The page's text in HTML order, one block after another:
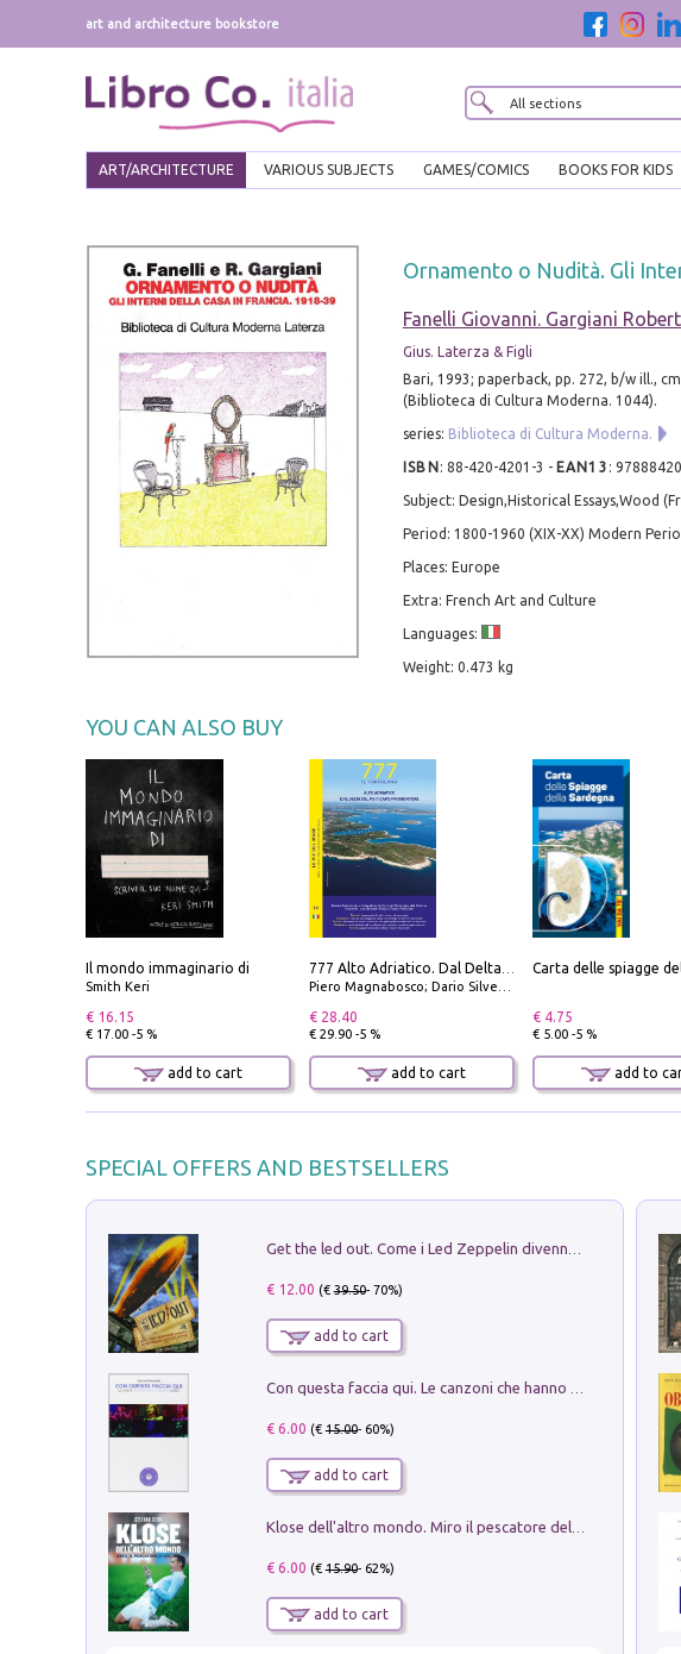
art and architecture bookstore
ART/ARCHITECTURE VARIOUS SUBJECTS GAMES/COMICS BOOKS FOR KIDS
Ornamento o Nudità. Gli
Fanelli Giovanni. Gargiani
Gius. Laterza & Figli
Bari, 1993; paperback, pp. 272, b/w ill.,
(Biblioteca di Cultura Moderna. 1044).
series: Biblioteca di Cultura Moderna.
ISBN : 88-420-4201-3 - EAN13 :
Subject: Design,Historical Essays,Wood
Period: 1800-1960 (XIX-XX) Modern
Places: Europe
Extra: French Art and Culture
Languages:
Weight: 0.473 kg
YOU CAN ALSO BUY
Il mondo immaginario di
Smith Keri
€ 16.15
€ 17.00 -5 %
add to cart
Piero Magnabosco; Dario Silvestro; Marco Sbrizzi
€ 28.40
€ 29.90 -5 %
add to cart
€ 4.75
€ 5.00 -5 %
add to
SPECIAL OFFERS AND BESTSELLERS
€ 12.00 (€39.50- 70%)
add to cart
€ 6.00 (€15.00- 60%)
add to cart
Klose dell'altro mondo. Miro il pescatore del goal
€ 6.00 (€15.90- 62%)
add to cart